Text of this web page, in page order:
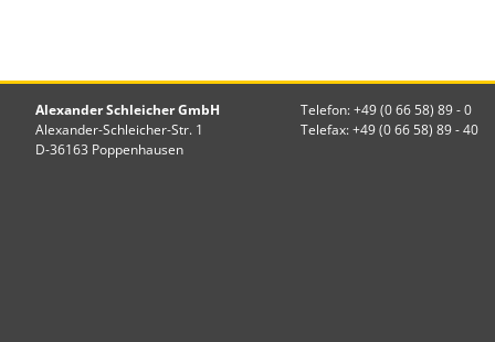
Alexander Schleicher GmbH
Alexander-Schleicher-Str. 1
D-36163 Poppenhausen
Telefon: +49 (0 66 58) 89 - 0
Telefax: +49 (0 66 58) 89 - 40